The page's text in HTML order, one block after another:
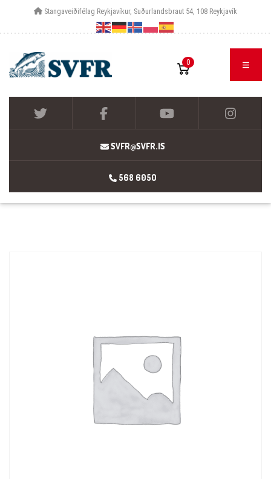
Stangaveiðifélag Reykjavíkur, Suðurlandsbraut 54, 108 Reykjavík
0
SVFR@SVFR.IS
568 6050